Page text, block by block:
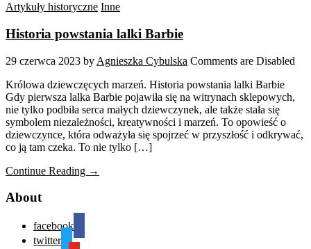
Artykuły historyczne Inne
Historia powstania lalki Barbie
29 czerwca 2023 by Agnieszka Cybulska Comments are Disabled
Królowa dziewczęcych marzeń. Historia powstania lalki Barbie
Gdy pierwsza lalka Barbie pojawiła się na witrynach sklepowych,
nie tylko podbiła serca małych dziewczynek, ale także stała się
symbolem niezależności, kreatywności i marzeń. To opowieść o
dziewczynce, która odważyła się spojrzeć w przyszłość i odkrywać,
co ją tam czeka. To nie tylko […]
Continue Reading →
About
facebook
twitter